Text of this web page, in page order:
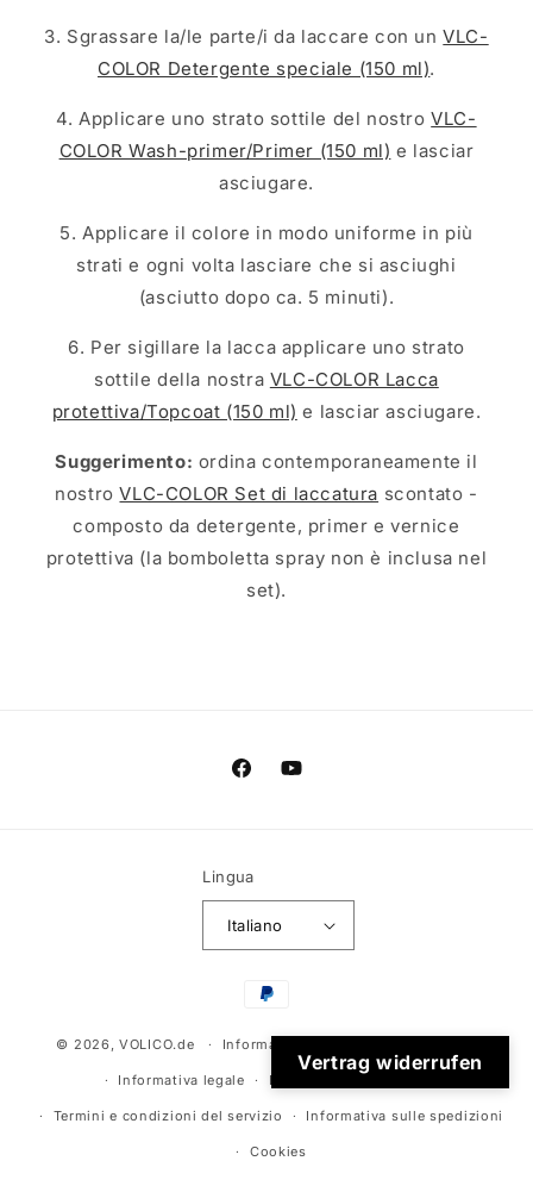
3. Sgrassare la/le parte/i da laccare con unVLC-
COLOR Detergente speciale (150 ml).
4. Applicare uno strato sottile del nostroVLC-
COLOR Wash-primer/Primer (150 ml) e lasciar
asciugare.
5. Applicare il colore in modo uniforme in più
strati e ogni volta lasciare che si asciughi
(asciutto dopo ca. 5 minuti).
6. Per sigillare la lacca applicare uno strato
sottile della nostra VLC-COLOR Lacca
protettiva/Topcoat (150 ml) e lasciar asciugare.
Suggerimento: ordina contemporaneamente il
nostroVLC-COLOR Set di laccatura scontato -
composto da detergente, primer e vernice
protettiva (la bomboletta spray non è inclusa nel
set).
FacebookYouTube
Lingua
Italiano
Metodi
pagamento
© 2026,VOLICO.de Informativa sulla privacy
Informativa legale Informativa sui rimborsi
Termini e condizioni del servizio Informativa sulle spedizioni
Cookies
Vertrag widerrufen